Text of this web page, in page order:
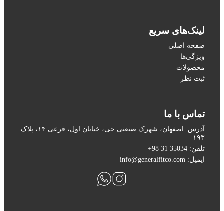
لینک‌های سریع
صفحه اصلی
ویژگی‌ها
محصولات
ثبت نظر
تماس با ما
آدرس: اصفهان، شهرک صنعتی جی، خیابان اول، فرعی ۱۴، پلاک
۱۹۳
تلفن: 35034 31 98+
ایمیل: info@generalfitco.com